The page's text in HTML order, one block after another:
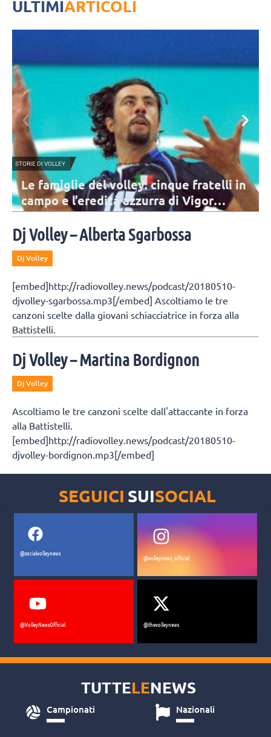
ULTIMIARTICOLI
STORIE DI VOLLEY
Le famiglie del volley: cinque fratelli in
campo e l’eredità azzurra di Vigor
Bovolenta
figli, che hanno seguito le orme del papà e della mamma Federica
Lisi sul campo.
Dj Volley – Alberta Sgarbossa
Dj Volley
[embed]http://radiovolley.news/podcast/20180510-
djvolley-sgarbossa.mp3[/embed] Ascoltiamo le tre
canzoni scelte dalla giovani schiacciatrice in forza alla
Battistelli.
Dj Volley – Martina Bordignon
Dj Volley
Ascoltiamo le tre canzoni scelte dall'attaccante in forza
alla Battistelli.
[embed]http://radiovolley.news/podcast/20180510-
djvolley-bordignon.mp3[/embed]
SEGUICI SUISOCIAL
@socialvolleynews
@volleynews_official
@VolleyNewsOfficial @thevolleynews
TUTTELENEWS
Campionati Nazionali